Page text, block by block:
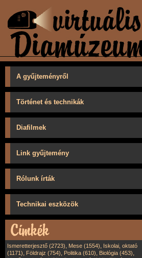
A gyűjteményről
Történet és technikák
Diafilmek
Link gyűjtemény
Rólunk írták
Technikai eszközök
Ismeretterjesztő (2723), Mese (1554), Iskolai, oktató
(1171), Földrajz (754), Politika (610), Biológia (453),